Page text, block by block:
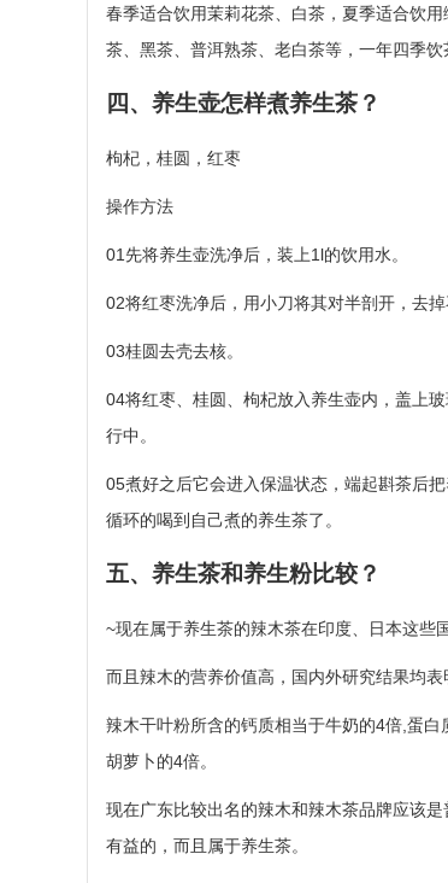
春季适合饮用茉莉花茶、白茶，夏季适合饮
茶、黑茶、普洱熟茶、老白茶等，一年四季
四、养生壶怎样煮养生茶？
枸杞，桂圆，红枣
操作方法
01先将养生壶洗净后，装上1l的饮用水。
02将红枣洗净后，用小刀将其对半剖开，去掉
03桂圆去壳去核。
04将红枣、桂圆、枸杞放入养生壶内，盖上
行中。
05煮好之后它会进入保温状态，端起斟茶后
循环的喝到自己煮的养生茶了。
五、养生茶和养生粉比较？
~现在属于养生茶的辣木茶在印度、日本这些
而且辣木的营养价值高，国内外研究结果均表
辣木干叶粉所含的钙质相当于牛奶的4倍,蛋
胡萝卜的4倍。
现在广东比较出名的辣木和辣木茶品牌应该
有益的，而且属于养生茶。